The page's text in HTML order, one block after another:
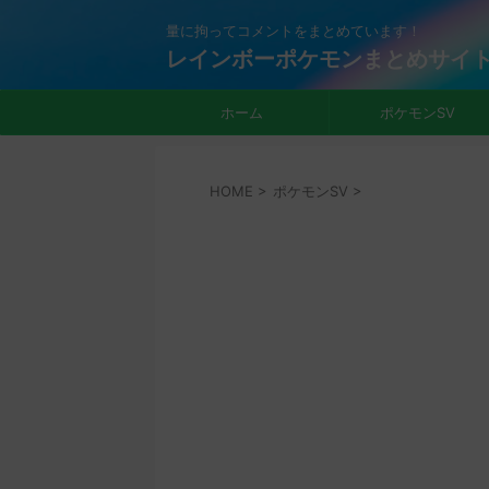
量に拘ってコメントをまとめています！
レインボーポケモンまとめサイ
ホーム ポケモンSV
HOME > ポケモンSV >